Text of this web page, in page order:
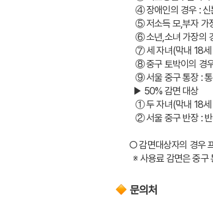
④ 장애인의 경우 :
⑤ 저소득 모,부자
⑥ 소년,소녀 가장
⑦ 세 자녀(막내 18
⑧ 중구 토박이의 경
⑨ 서울 중구 통장 :
  ▶ 50% 감면 대상
① 두 자녀(막내 18
② 서울 중구 반장 :
○ 감면대상자의 경우
※ 사용료 감면은 중
문의처